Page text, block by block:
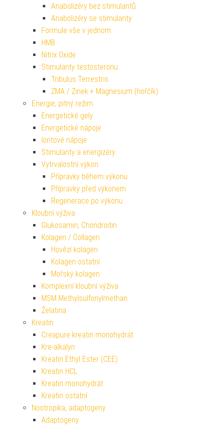
Anabolizéry bez stimulantů
Anabolizéry se stimulanty
Formule vše v jednom
HMB
Nitrix Oxide
Stimulanty testosteronu
Tribulus Terrestris
ZMA / Zinek + Magnesium (hořčík)
Energie, pitný režim
Energetické gely
Energetické nápoje
Iontové nápoje
Stimulanty a energizéry
Vytrvalostní výkon
Přípravky během výkonu
Přípravky před výkonem
Regenerace po výkonu
Kloubní výživa
Glukosamin, Chondroitin
Kolagen / Collagen
Hovězí kolagen
Kolagen ostatní
Mořský kolagen
Komplexní kloubní výživa
MSM Methylsulfonylmethan
Želatina
Kreatin
Creapure kreatin monohydrát
Kre-alkalyn
Kreatin Ethyl Ester (CEE)
Kreatin HCL
Kreatin monohydrát
Kreatin ostatní
Nootropika, adaptogeny
Adaptogeny